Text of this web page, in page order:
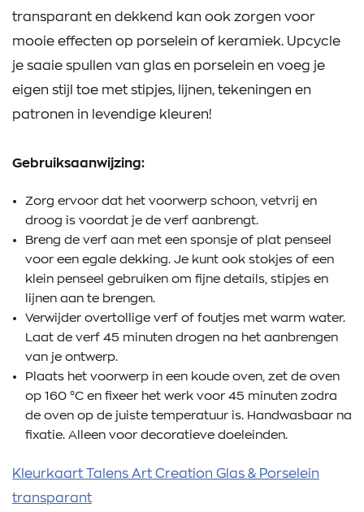
transparant en dekkend kan ook zorgen voor
mooie effecten op porselein of keramiek. Upcycle
je saaie spullen van glas en porselein en voeg je
eigen stijl toe met stipjes, lijnen, tekeningen en
patronen in levendige kleuren!
Gebruiksaanwijzing:
Zorg ervoor dat het voorwerp schoon, vetvrij en
droog is voordat je de verf aanbrengt.
Breng de verf aan met een sponsje of plat penseel
voor een egale dekking. Je kunt ook stokjes of een
klein penseel gebruiken om fijne details, stipjes en
lijnen aan te brengen.
Verwijder overtollige verf of foutjes met warm water.
Laat de verf 45 minuten drogen na het aanbrengen
van je ontwerp.
Plaats het voorwerp in een koude oven, zet de oven
op 160 °C en fixeer het werk voor 45 minuten zodra
de oven op de juiste temperatuur is. Handwasbaar na
fixatie. Alleen voor decoratieve doeleinden.
Kleurkaart Talens Art Creation Glas & Porselein
transparant